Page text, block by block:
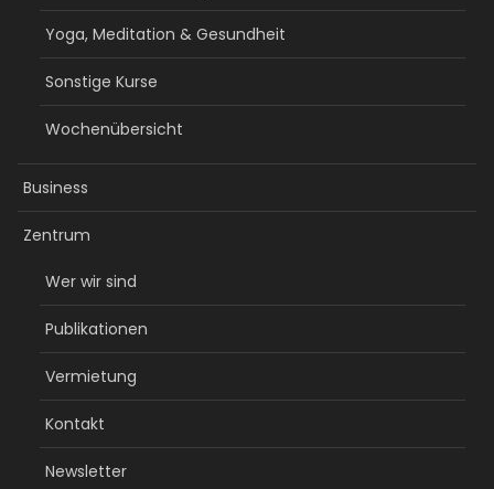
Yoga, Meditation & Gesundheit
Sonstige Kurse
Wochenübersicht
Business
Zentrum
Wer wir sind
Publikationen
Vermietung
Kontakt
Newsletter